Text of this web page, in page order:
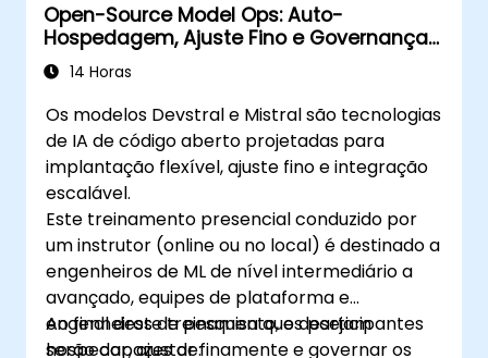
Open-Source Model Ops: Auto-
Hospedagem, Ajuste Fino e Governança
com Modelos Devstral & Mistral
14 Horas
Os modelos Devstral e Mistral são tecnologias
de IA de código aberto projetadas para
implantação flexível, ajuste fino e integração
escalável.
Este treinamento presencial conduzido por
um instrutor (online ou no local) é destinado a
engenheiros de ML de nível intermediário a
avançado, equipes de plataforma e
engenheiros de pesquisa que desejam
hospedar, ajustar finamente e governar os
Ao final deste treinamento, os participantes
serão capazes de: